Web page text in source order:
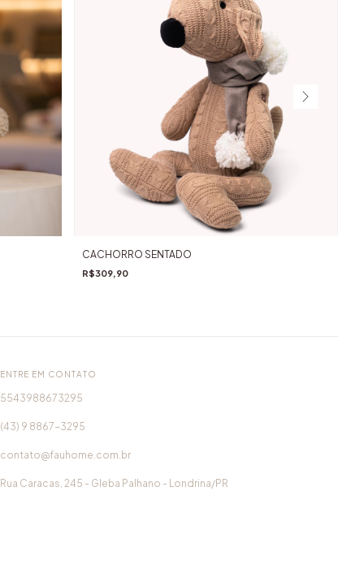
CACHORRO SENTADO
R$309,90
ENTRE EM CONTATO
5543988673295
(43) 9 8867-3295
contato@fauhome.com.br
Rua Caracas, 245 - Gleba Palhano - Londrina/PR